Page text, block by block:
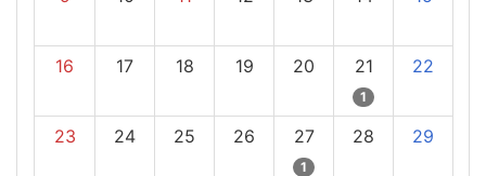
16 17 18 19 20 21
1
22
23 24 25 26 27
1
28 29